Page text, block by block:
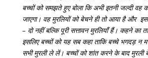
बच्चों को समझते हुए बोला कि अभी इतनी जल्दी वह
जाएगा। वह मुरलियों को बेचने ही तो आया है और
– दो नहीं बल्कि पूरी सत्तावन मुरलियाँ हैं। कहने का
इसलिए बच्चों को यह सब कहा ताकि बच्चे भगदड़ न
सभी मुरली ले लें। बच्चों को शांत करने के बाद मुरली